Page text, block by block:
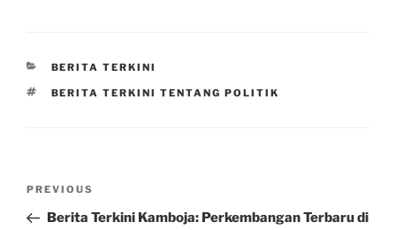
CATEGORIES
BERITA TERKINI
TAGS
BERITA TERKINI TENTANG POLITIK
Previous
Post
PREVIOUS
Berita Terkini Kamboja: Perkembangan Terbaru di